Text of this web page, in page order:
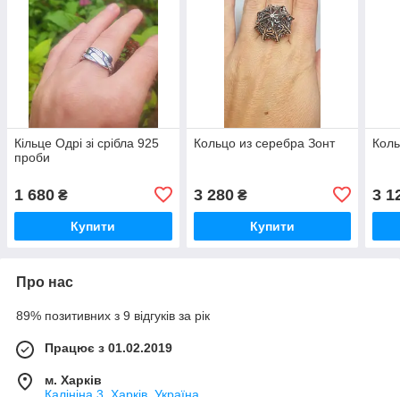
Кільце Одрі зі срібла 925
проби
1 680 ₴
Купити
Кольцо из серебра Зонт
3 280₴
Купити
3
Про нас
89% позитивних з 9 відгуків за рік
Працює з 01.02.2019
м. Харків